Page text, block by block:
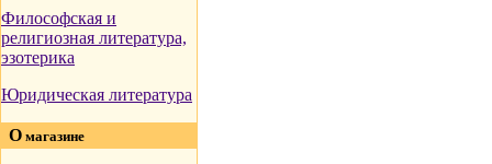
Философская и
религиозная литература,
эзотерика
Юридическая литература
О магазине